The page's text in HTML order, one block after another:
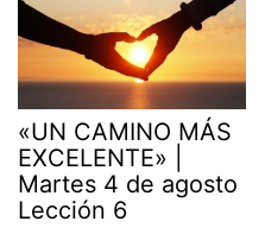
«UN CAMINO MÁS
EXCELENTE» |
Martes 4 de agosto
Lección 6